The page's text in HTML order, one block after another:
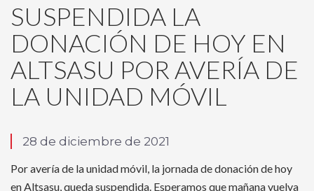
SUSPENDIDA LA
DONACIÓN DE HOY EN
ALTSASU POR AVERÍA DE
LA UNIDAD MÓVIL
28 de diciembre de 2021
Por avería de la unidad móvil, la jornada de donación de hoy
en Altsasu, queda suspendida. Esperamos que mañana vuelva